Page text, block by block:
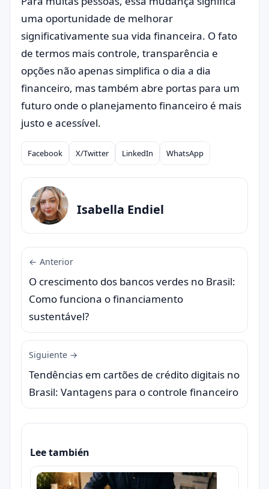
uma oportunidade de melhorar
significativamente sua vida financeira. O fato
de termos mais controle, transparência e
opções não apenas simplifica o dia a dia
financeiro, mas também abre portas para um
futuro onde o planejamento financeiro é mais
justo e acessível.
Compartilhar
Facebook X/Twitter LinkedIn WhatsApp
Isabella Endiel
← Anterior
O crescimento dos bancos verdes no Brasil:
Como funciona o financiamento
sustentável?
Siguiente →
Tendências em cartões de crédito digitais no
Brasil: Vantagens para o controle financeiro
Lee también